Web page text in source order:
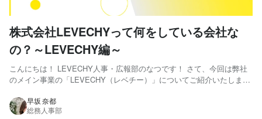
株式会社LEVECHYって何をしている会社な
の？～LEVECHY編～
こんにちは！ LEVECHY人事・広報部のなつです！ さて、今回は弊社
のメイン事業の「LEVECHY（レベチー）」についてご紹介いたしま
早坂 奈都
総務人事部